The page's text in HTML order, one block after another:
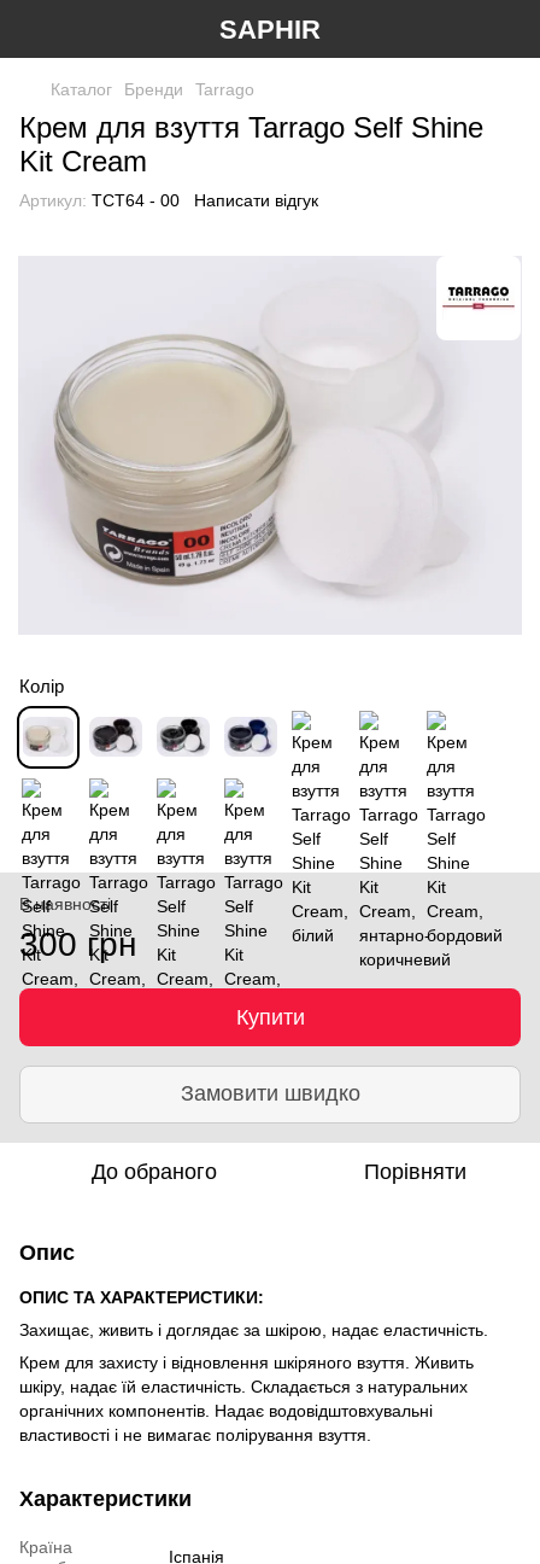
SAPHIR
Каталог Бренди Tarrago
Крем для взуття Tarrago Self Shine
Kit Cream
Артикул: TCT64 - 00 Написати відгук
Колір
В наявності
300 грн
Купити
Замовити швидко
До обраного Порівняти
Опис
ОПИС ТА ХАРАКТЕРИСТИКИ:
Захищає, живить і доглядає за шкірою, надає еластичність.
Крем для захисту і відновлення шкіряного взуття. Живить
шкіру, надає їй еластичність. Складається з натуральних
органічних компонентів. Надає водовідштовхувальні
властивості і не вимагає полірування взуття.
Характеристики
Країна
Іспанія